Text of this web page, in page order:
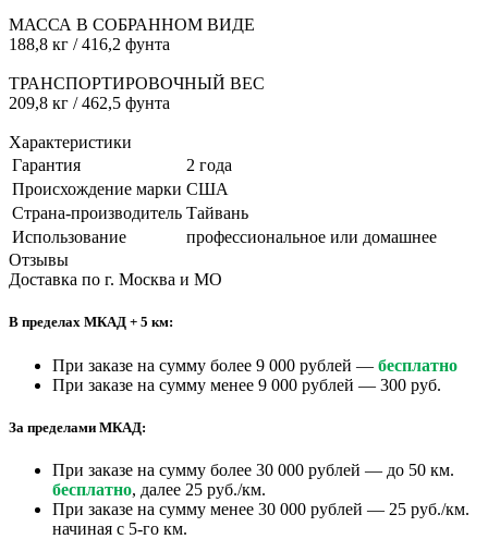
МАССА В СОБРАННОМ ВИДЕ
188,8 кг / 416,2 фунта
ТРАНСПОРТИРОВОЧНЫЙ ВЕС
209,8 кг / 462,5 фунта
Характеристики
Гарантия
2 года
Происхождение марки США
Страна-производитель Тайвань
Использование
профессиональное или домашнее
Отзывы
Доставка по г. Москва и МО
В пределах МКАД + 5 км:
При заказе на сумму более 9 000 рублей — бесплатно
При заказе на сумму менее 9 000 рублей — 300 руб.
За пределами МКАД:
При заказе на сумму более 30 000 рублей — до 50 км.
бесплатно, далее 25 руб./км.
При заказе на сумму менее 30 000 рублей — 25 руб./км.
начиная с 5-го км.